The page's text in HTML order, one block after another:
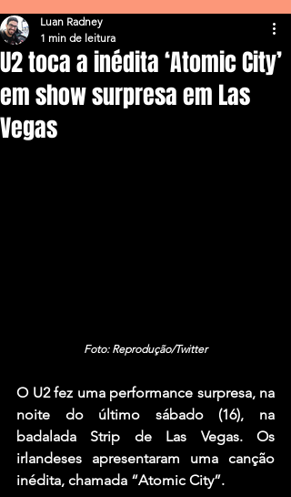
U2 toca a inédita ‘Atomic City’
em show surpresa em Las
Vegas
Luan Radney
1 min de leitura
Foto: Reprodução/Twitter
O U2 fez uma performance surpresa, na
noite do último sábado (16), na
badalada Strip de Las Vegas. Os
irlandeses apresentaram uma canção
inédita, chamada “Atomic City”.